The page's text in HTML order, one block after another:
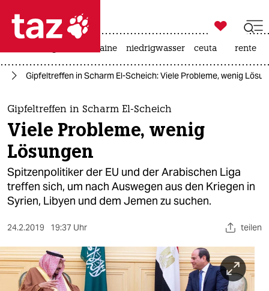
 taz zahl ich
taz zahl ich
themen
politik
öko
gesellschaft
sport
berlin

taz zahl ich
krieg in der ukraine niedrigwasser ceuta rente
Gipfeltreffen in Scharm El-Scheich: Viele Probleme, wenig
Gipfeltreffen in Scharm El-Scheich
Viele Probleme, wenig
Lösungen
Spitzenpolitiker der EU und der Arabischen Liga
treffen sich, um nach Auswegen aus den Kriegen in
Syrien, Libyen und dem Jemen zu suchen.
24.2.2019 19:37 Uhr teilen